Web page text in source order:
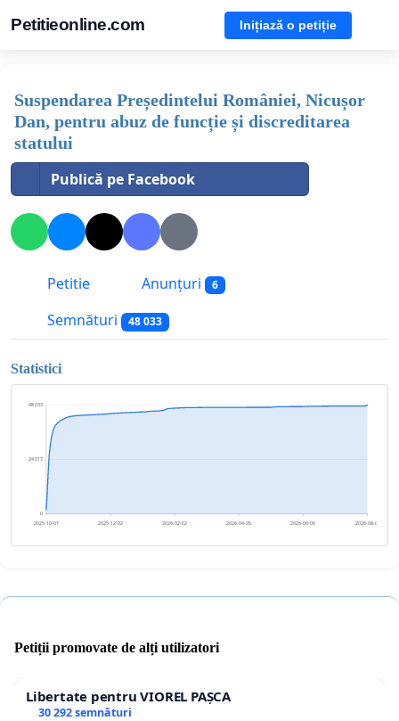
Petitieonline.com Inițiază o petiție
Suspendarea Președintelui României, Nicușor
Dan, pentru abuz de funcție și discreditarea
statului
Publică pe Facebook
Petitie Anunțuri 6
Semnături 48 033
Statistici
0
24 017
48 033
2025-10-01 2025-12-02 2026-02-02 2026-04-05 2026-06-06 2026-08-07
Petiții promovate de alți utilizatori
Libertate pentru VIOREL PAȘCA
30 292 semnături